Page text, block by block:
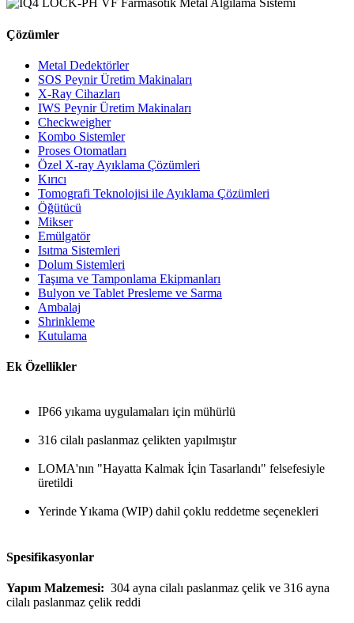
Çözümler
Metal Dedektörler
SOS Peynir Üretim Makinaları
X-Ray Cihazları
IWS Peynir Üretim Makinaları
Checkweigher
Kombo Sistemler
Proses Otomatları
Özel X-ray Ayıklama Çözümleri
Kırıcı
Tomografi Teknolojisi ile Ayıklama Çözümleri
Öğütücü
Mikser
Emülgatör
Isıtma Sistemleri
Dolum Sistemleri
Taşıma ve Tamponlama Ekipmanları
Bulyon ve Tablet Presleme ve Sarma
Ambalaj
Shrinkleme
Kutulama
Ek Özellikler
IP66 yıkama uygulamaları için mühürlü
316 cilalı paslanmaz çelikten yapılmıştır
LOMA'nın "Hayatta Kalmak İçin Tasarlandı" felsefesiyle
üretildi
Yerinde Yıkama (WIP) dahil çoklu reddetme seçenekleri
Spesifikasyonlar
Yapım Malzemesi: 304 ayna cilalı paslanmaz çelik ve 316 ayna
cilalı paslanmaz çelik reddi